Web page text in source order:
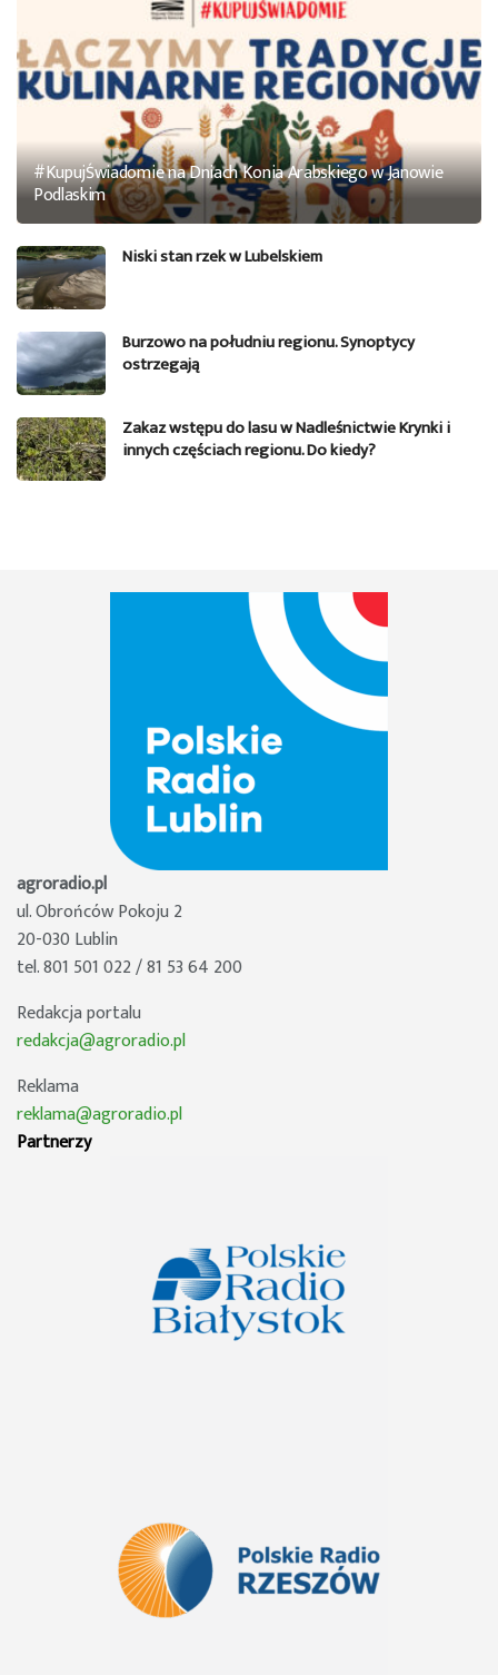
#KupujŚwiadomie na Dniach Konia Arabskiego w Janowie
Podlaskim
Niski stan rzek w Lubelskiem
Burzowo na południu regionu. Synoptycy
ostrzegają
Zakaz wstępu do lasu w Nadleśnictwie Krynki i
innych częściach regionu. Do kiedy?
agroradio.pl
ul. Obrońców Pokoju 2
20-030 Lublin
tel. 801 501 022 / 81 53 64 200
Redakcja portalu
redakcja@agroradio.pl
Reklama
reklama@agroradio.pl
Partnerzy